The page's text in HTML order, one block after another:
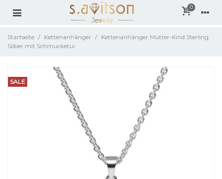
0
Startseite / Kettenanhänger / Kettenanhänger Mutter-Kind Sterling
Silber mit Schmucketui
SALE